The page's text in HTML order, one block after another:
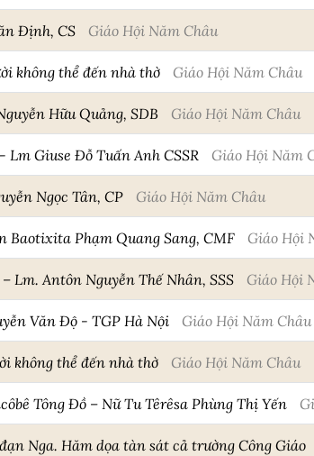
Định, CS Giáo Hội Năm Châu
không thể đến nhà thờ Giáo Hội Năm Châu
Hữu Quảng, SDB Giáo Hội Năm Châu
Giuse Đỗ Tuấn Anh CSSR Giáo Hội Năm
Ngọc Tân, CP Giáo Hội Năm Châu
Baotixita Phạm Quang Sang, CMF Giáo Hội
Lm. Antôn Nguyễn Thế Nhân, SSS Giáo Hội
Văn Độ - TGP Hà Nội Giáo Hội Năm Châu
không thể đến nhà thờ Giáo Hội Năm Châu
Tông Đồ – Nữ Tu Têrêsa Phùng Thị Yến
Nga. Hăm dọa tàn sát cả trường Công Giáo